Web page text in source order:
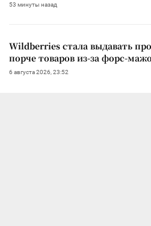
53 минуты назад
Wildberries стала выдавать
порче товаров из-за форс-
6 августа 2026, 23:52